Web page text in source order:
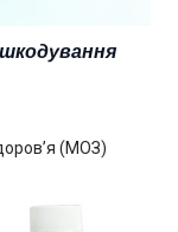
(МОЗ)